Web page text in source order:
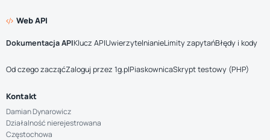
Web API
Dokumentacja APIKlucz APIUwierzytelnianieLimity zapytańBłędy i kody
Od czego zacząćZaloguj przez 1g.plPiaskownicaSkrypt testowy (PHP)
Kontakt
Damian Dynarowicz
Działalność nierejestrowana
Częstochowa